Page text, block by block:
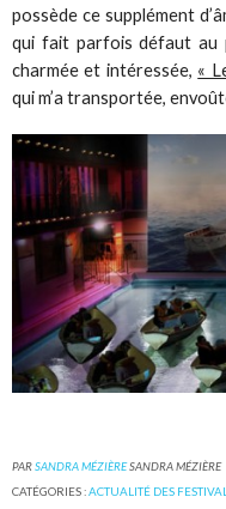
possède ce supplément
qui fait parfois défaut au
charmée et intéressée, «
qui m’a transportée,
PARSANDRA MÉZIÈRESANDRA MÉZIÈRE
CATÉGORIES :ACTUALITÉ DES